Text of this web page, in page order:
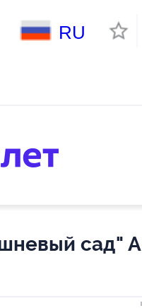
RU
сад"